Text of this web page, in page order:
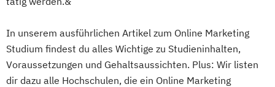
In unserem ausführlichen Artikel zum Online Marketing
Studium findest du alles Wichtige zu Studieninhalten,
Voraussetzungen und Gehaltsaussichten. Plus: Wir listen
dir dazu alle Hochschulen, die ein Online Marketing